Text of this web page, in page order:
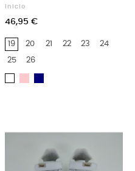
Inicio
46,95 €
19 20 21 22 23 24
25 26